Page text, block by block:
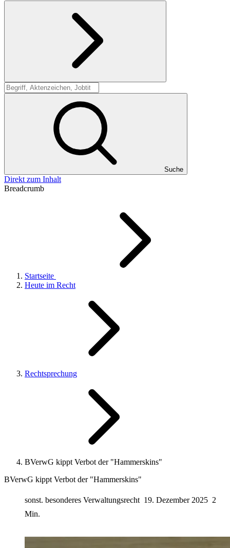
Suche
Suche
Direkt zum Inhalt
Breadcrumb
Startseite
Heute im Recht
Rechtsprechung
BVerwG kippt Verbot der "Hammerskins"
BVerwG kippt Verbot der "Hammerskins"
sonst. besonderes Verwaltungsrecht 19. Dezember 2025 2
Min.